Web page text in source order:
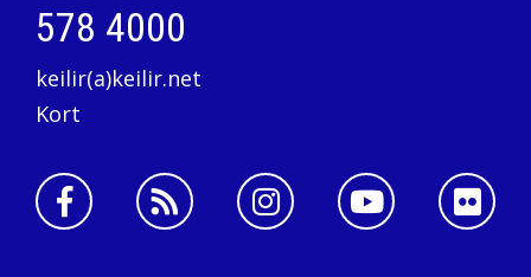
578 4000
keilir(a)keilir.net
Kort